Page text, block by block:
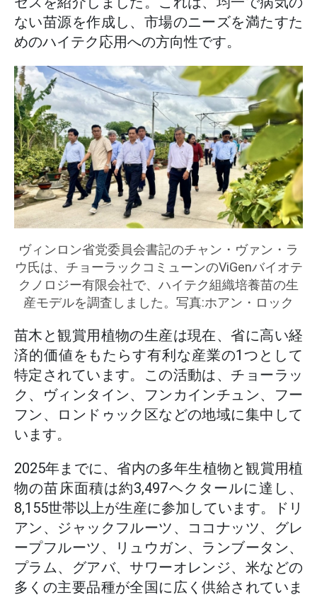
ない苗源を作成し、市場のニーズを満たすた
めのハイテク応用への方向性です。
ヴィンロン省党委員会書記のチャン・ヴァン・ラ
ウ氏は、チョーラックコミューンのViGenバイオテ
クノロジー有限会社で、ハイテク組織培養苗の生
産モデルを調査しました。写真:ホアン・ロック
苗木と観賞用植物の生産は現在、省に高い経
済的価値をもたらす有利な産業の1つとして
特定されています。この活動は、チョーラッ
ク、ヴィンタイン、フンカインチュン、フー
フン、ロンドゥック区などの地域に集中して
います。
2025年までに、省内の多年生植物と観賞用植
物の苗床面積は約3,497ヘクタールに達し、
8,155世帯以上が生産に参加しています。ドリ
アン、ジャックフルーツ、ココナッツ、グレ
ープフルーツ、リュウガン、ランブータン、
プラム、グアバ、サワーオレンジ、米などの
多くの主要品種が全国に広く供給されていま